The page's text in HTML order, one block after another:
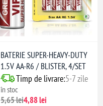
BATERIE SUPER-HEAVY-DUTY
1.5V AA-R6 / BLISTER, 4/SET
Timp de livrare:5-7 zile
în stoc
5,65 lei4,88 lei